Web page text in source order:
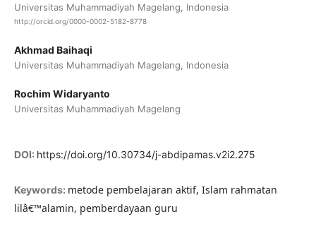
Universitas Muhammadiyah Magelang, Indonesia
http://orcid.org/0000-0002-5182-8778
Akhmad Baihaqi
Universitas Muhammadiyah Magelang, Indonesia
Rochim Widaryanto
Universitas Muhammadiyah Magelang
DOI: https://doi.org/10.30734/j-abdipamas.v2i2.275
Keywords: metode pembelajaran aktif, Islam rahmatan
lilâ€™alamin, pemberdayaan guru